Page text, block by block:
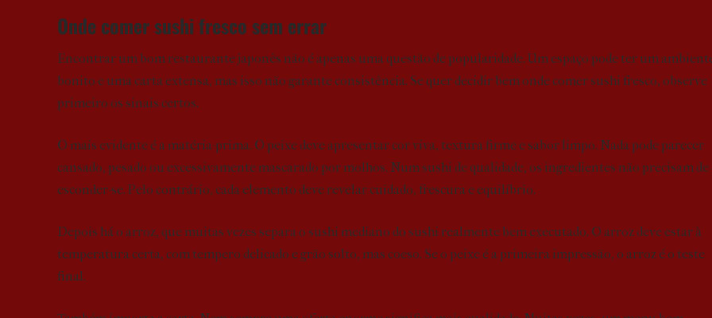
Onde comer sushi fresco sem errar
Encontrar um bom restaurante japonês não é apenas uma questão de popularidade. Um espaço pode ter um
bonito e uma carta extensa, mas isso não garante consistência. Se quer decidir bem onde comer sushi fresco, observe
primeiro os sinais certos.
O mais evidente é a matéria-prima. O peixe deve apresentar cor viva, textura firme e sabor limpo. Nada pode parecer
cansado, pesado ou excessivamente mascarado por molhos. Num sushi de qualidade, os ingredientes não precisam de
esconder-se. Pelo contrário, cada elemento deve revelar cuidado, frescura e equilíbrio.
Depois há o arroz, que muitas vezes separa o sushi mediano do sushi realmente bem executado. O arroz deve estar à
temperatura certa, com tempero delicado e grão solto, mas coeso. Se o peixe é a primeira impressão, o arroz é o teste
final.